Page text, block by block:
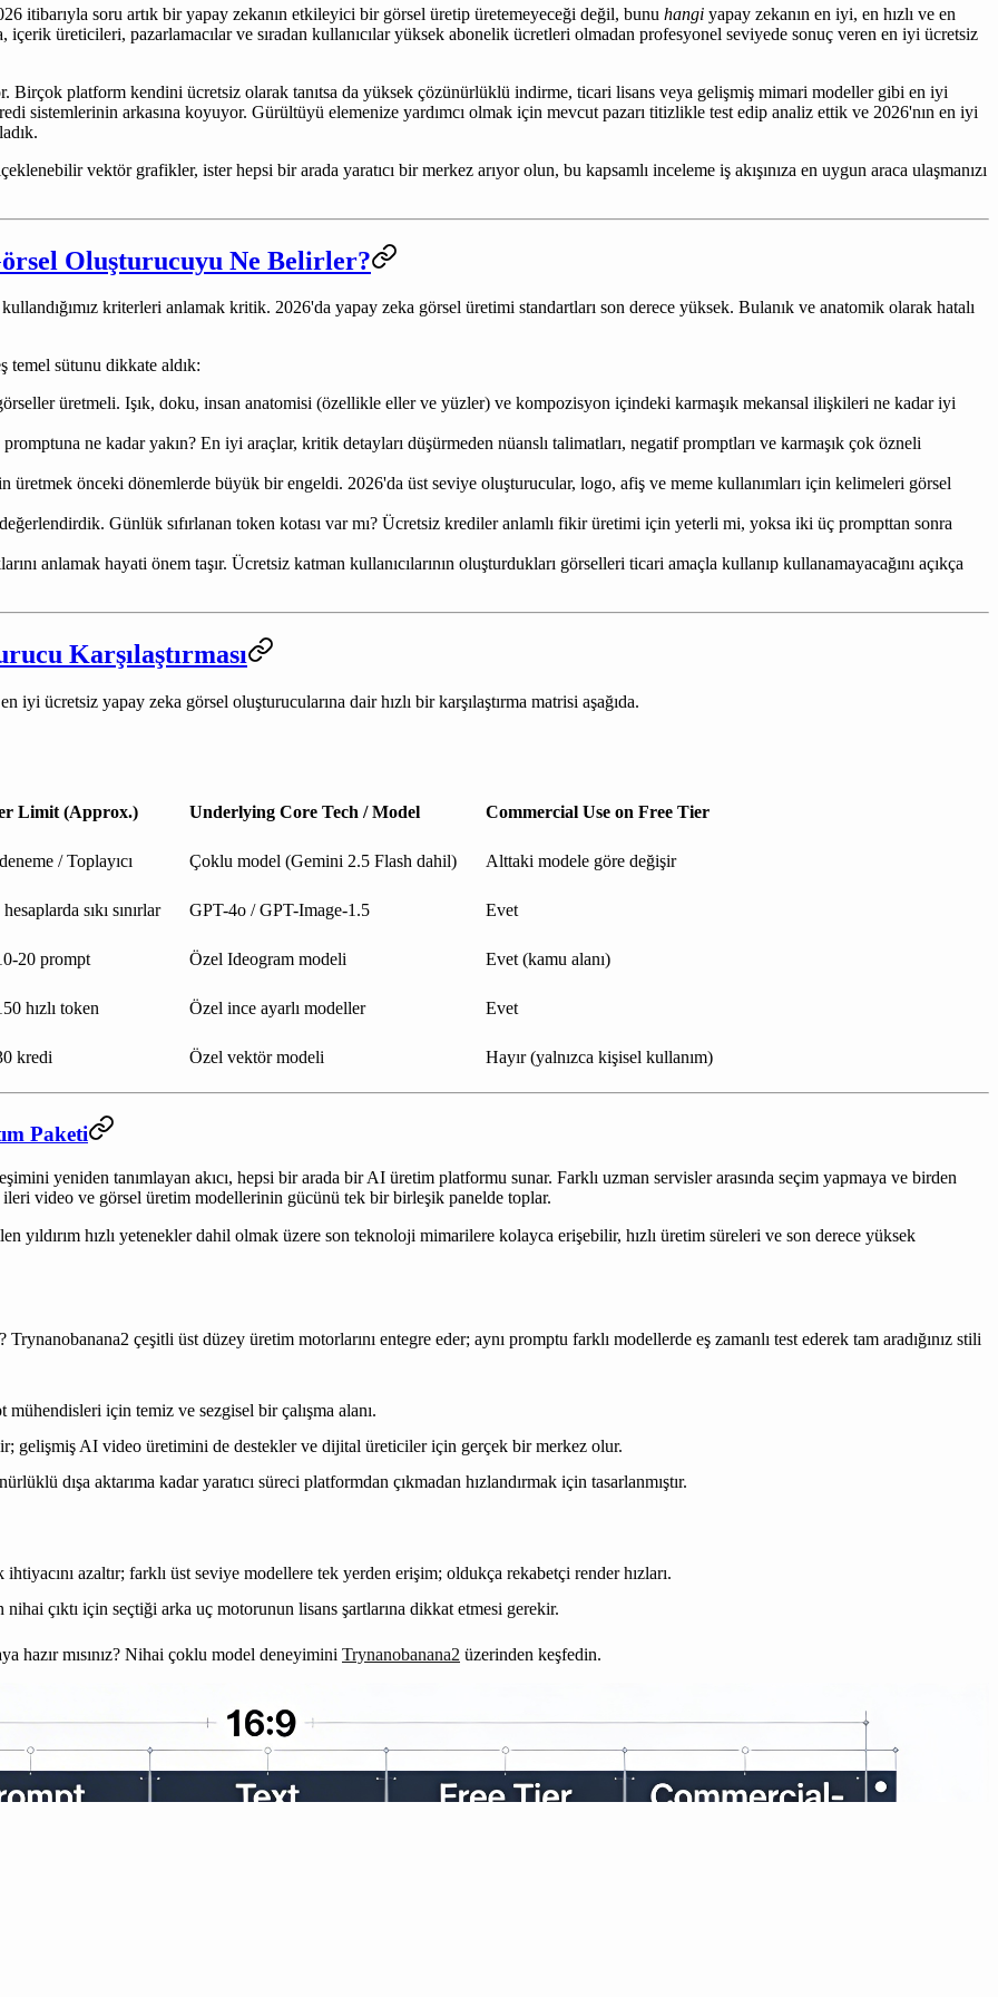
itibarıyla soru artık bir yapay zekanın etkileyici bir görsel üretip üretemeyeceği değil, bunu hangi yapay zekanın en iyi, en hızlı ve en
üreticileri, pazarlamacılar ve sıradan kullanıcılar yüksek abonelik ücretleri olmadan profesyonel seviyede sonuç veren en iyi ücretsiz
Birçok platform kendini ücretsiz olarak tanıtsa da yüksek çözünürlüklü indirme, ticari lisans veya gelişmiş mimari modeller gibi en iyi
sistemlerinin arkasına koyuyor. Gürültüyü elemenize yardımcı olmak için mevcut pazarı titizlikle test edip analiz ettik ve 2026'nın en iyi
vektör grafikler, ister hepsi bir arada yaratıcı bir merkez arıyor olun, bu kapsamlı inceleme iş akışınıza en uygun araca ulaşmanızı
Oluşturucuyu Ne Belirler?
kriterleri anlamak kritik. 2026'da yapay zeka görsel üretimi standartları son derece yüksek. Bulanık ve anatomik olarak hatalı
temel sütunu dikkate aldık:
üretmeli. Işık, doku, insan anatomisi (özellikle eller ve yüzler) ve kompozisyon içindeki karmaşık mekansal ilişkileri ne kadar iyi
ne kadar yakın? En iyi araçlar, kritik detayları düşürmeden nüanslı talimatları, negatif promptları ve karmaşık çok özneli
üretmek önceki dönemlerde büyük bir engeldi. 2026'da üst seviye oluşturucular, logo, afiş ve meme kullanımları için kelimeleri görsel
Günlük sıfırlanan token kotası var mı? Ücretsiz krediler anlamlı fikir üretimi için yeterli mi, yoksa iki üç prompttan sonra
anlamak hayati önem taşır. Ücretsiz katman kullanıcılarının oluşturdukları görselleri ticari amaçla kullanıp kullanamayacağını açıkça
Karşılaştırması
iyi ücretsiz yapay zeka görsel oluşturucularına dair hızlı bir karşılaştırma matrisi aşağıda.
Limit (Approx.) Underlying Core Tech / Model Commercial Use on Free Tier
/ Toplayıcı Çoklu model (Gemini 2.5 Flash dahil) Alttaki modele göre değişir
sıkı sınırlar GPT-4o / GPT-Image-1.5 Evet
20 prompt Özel Ideogram modeli Evet (kamu alanı)
hızlı token Özel ince ayarlı modeller Evet
kredi Özel vektör modeli Hayır (yalnızca kişisel kullanım)
Paketi
yeniden tanımlayan akıcı, hepsi bir arada bir AI üretim platformu sunar. Farklı uzman servisler arasında seçim yapmaya ve birden
video ve görsel üretim modellerinin gücünü tek bir birleşik panelde toplar.
yıldırım hızlı yetenekler dahil olmak üzere son teknoloji mimarilere kolayca erişebilir, hızlı üretim süreleri ve son derece yüksek
çeşitli üst düzey üretim motorlarını entegre eder; aynı promptu farklı modellerde eş zamanlı test ederek tam aradığınız stili
için temiz ve sezgisel bir çalışma alanı.
gelişmiş AI video üretimini de destekler ve dijital üreticiler için gerçek bir merkez olur.
dışa aktarıma kadar yaratıcı süreci platformdan çıkmadan hızlandırmak için tasarlanmıştır.
azaltır; farklı üst seviye modellere tek yerden erişim; oldukça rekabetçi render hızları.
çıktı için seçtiği arka uç motorunun lisans şartlarına dikkat etmesi gerekir.
hazır mısınız? Nihai çoklu model deneyimini Trynanobanana2 üzerinden keşfedin.